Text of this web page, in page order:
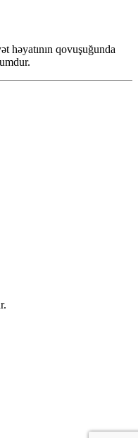
həyatının qovuşuğunda